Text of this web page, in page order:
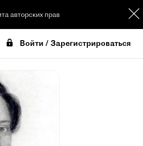
авторских прав
Войти / Зарегистрироваться